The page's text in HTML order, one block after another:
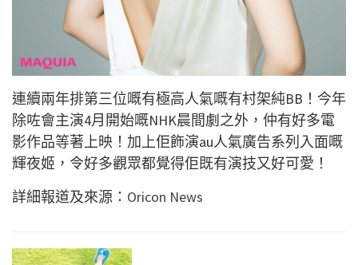
連續兩年排第三位嘅有極高人氣嘅有村架純BB！今年
除咗會主演4月開始嘅NHK晨間劇之外，仲有好多電
影作品等著上映！加上佢飾演au人氣廣告系列入面嘅
輝夜姬，令好多觀眾都覺得佢既有演技又好可愛！
詳細報道及來源： Oricon News